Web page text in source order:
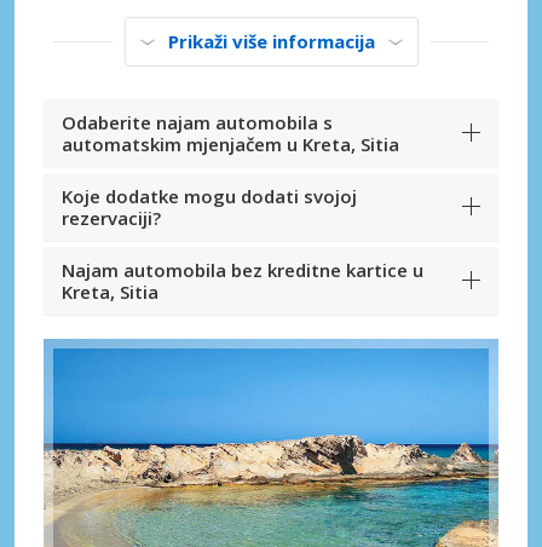
Prikaži više informacija
Odaberite najam automobila s
automatskim mjenjačem u Kreta, Sitia
Koje dodatke mogu dodati svojoj
rezervaciji?
Najam automobila bez kreditne kartice u
Kreta, Sitia